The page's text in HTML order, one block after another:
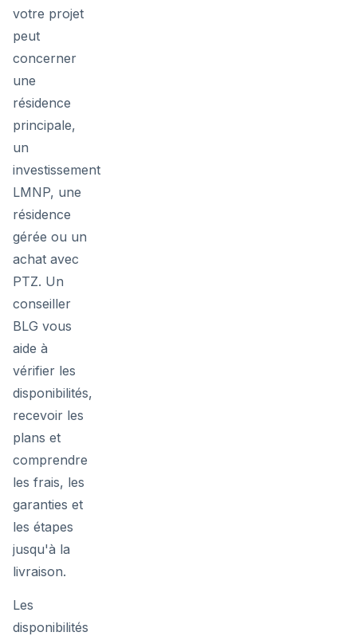
votre projet
peut
concerner
une
résidence
principale,
un
investissement
LMNP, une
résidence
gérée ou un
achat avec
PTZ. Un
conseiller
BLG vous
aide à
vérifier les
disponibilités,
recevoir les
plans et
comprendre
les frais, les
garanties et
les étapes
jusqu'à la
livraison.
Les
disponibilités